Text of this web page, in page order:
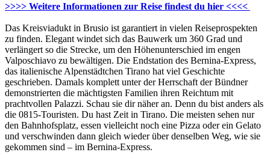
>>>> Weitere Informationen zur Reise findest du hier <<<<
Das Kreisviadukt in Brusio ist garantiert in vielen Reiseprospekten
zu finden. Elegant windet sich das Bauwerk um 360 Grad und
verlängert so die Strecke, um den Höhenunterschied im engen
Valposchiavo zu bewältigen. Die Endstation des Bernina-Express,
das italienische Alpenstädtchen Tirano hat viel Geschichte
geschrieben. Damals komplett unter der Herrschaft der Bündner
demonstrierten die mächtigsten Familien ihren Reichtum mit
prachtvollen Palazzi. Schau sie dir näher an. Denn du bist anders als
die 0815-Touristen. Du hast Zeit in Tirano. Die meisten sehen nur
den Bahnhofsplatz, essen vielleicht noch eine Pizza oder ein Gelato
und verschwinden dann gleich wieder über denselben Weg, wie sie
gekommen sind – im Bernina-Express.